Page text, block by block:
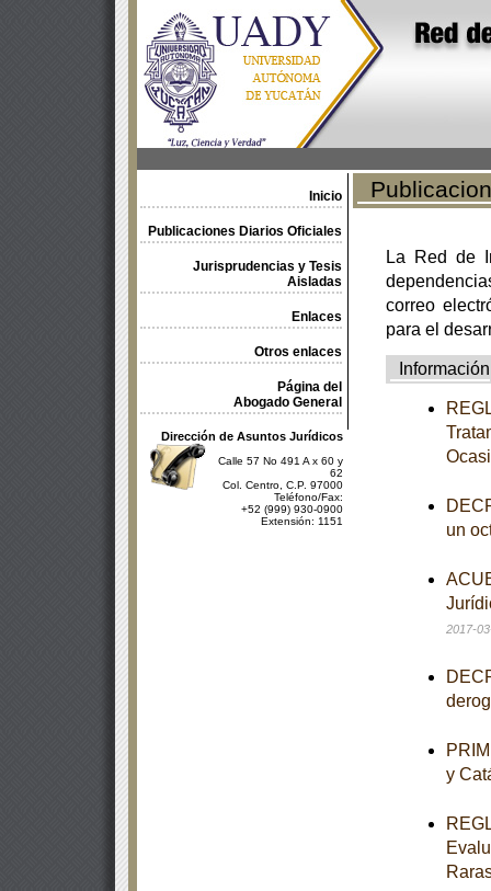
Inicio
Publicaciones Diarios Oficiales
Jurisprudencias y Tesis
Aisladas
Enlaces
Otros enlaces
Página del
Abogado General
Dirección de Asuntos Jurídicos
Calle 57 No 491 A x 60 y
62
Col. Centro, C.P. 97000
Teléfono/Fax:
+52 (999) 930-0900
Extensión: 1151
La Red de
correo
para el
Información
un
2017-
y